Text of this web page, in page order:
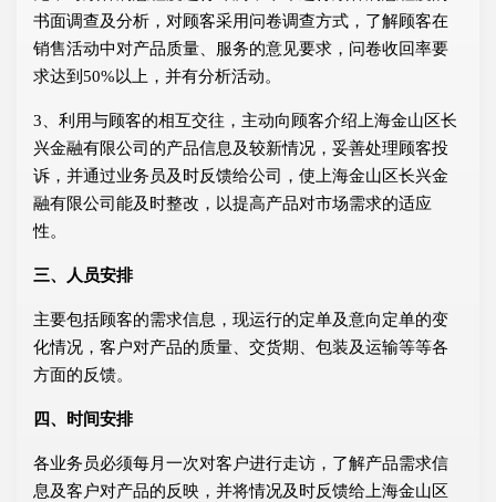
书面调查及分析，对顾客采用问卷调查方式，了解顾客在
销售活动中对产品质量、服务的意见要求，问卷收回率要
求达到50%以上，并有分析活动。
3、利用与顾客的相互交往，主动向顾客介绍上海金山区长
兴金融有限公司的产品信息及较新情况，妥善处理顾客投
诉，并通过业务员及时反馈给公司，使上海金山区长兴金
融有限公司能及时整改，以提高产品对市场需求的适应
性。
三、人员安排
主要包括顾客的需求信息，现运行的定单及意向定单的变
化情况，客户对产品的质量、交货期、包装及运输等等各
方面的反馈。
四、时间安排
各业务员必须每月一次对客户进行走访，了解产品需求信
息及客户对产品的反映，并将情况及时反馈给上海金山区